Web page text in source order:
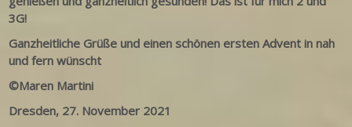
3G!
Ganzheitliche Grüße und einen schönen ersten Advent in nah
und fernwünscht
©Maren Martini
Dresden, 27. November 2021